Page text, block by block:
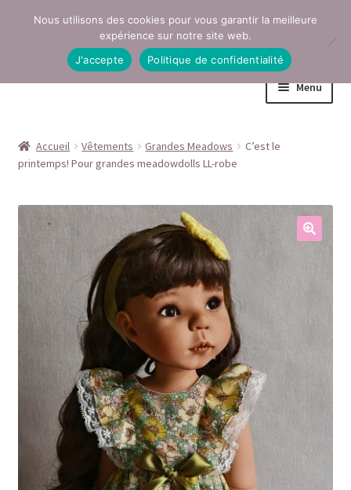
Aller
navigation
Aller
Menu
Conditions générales de vente
Contact
Mentions légales
Mon compte
Page Boutique
Panier
Politique de confidentialité
Politique de cookies (UE)
Accueil Vêtements Grandes Meadows
C’est le
printemps! Pour grandes meadowdolls LL-robe
Nous utilisons des cookies pour vous garantir la meilleure
expérience sur notre site web.
J'accepte
Politique de confidentialité